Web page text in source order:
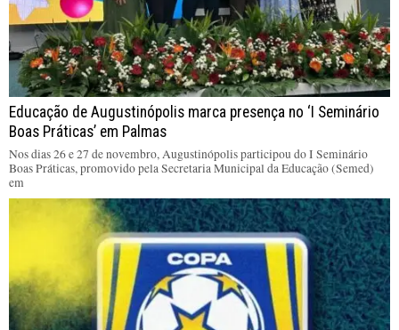
Educação de Augustinópolis marca presença no ‘I Seminário
Boas Práticas’ em Palmas
Nos dias 26 e 27 de novembro, Augustinópolis participou do I Seminário
Boas Práticas, promovido pela Secretaria Municipal da Educação (Semed)
em